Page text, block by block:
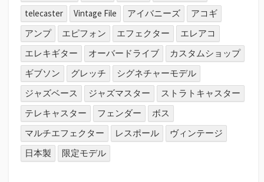
telecaster
Vintage File アイバニーズ
アコギ
アンプ
エピフォン エフェクター
エレアコ
エレキギター
オーバードライブ
カスタムショップ
ギブソン
グレッチ
シグネチャーモデル
ジャズベース
ジャズマスター
ストラトキャスター
テレキャスター
フェンダー
ボス
マルチエフェクター
レスポール
ヴィンテージ
日本製
限定モデル